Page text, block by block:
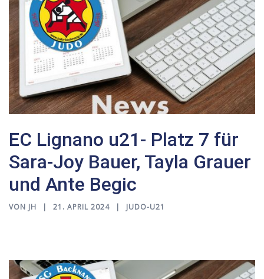
EC Lignano u21- Platz 7 für
Sara-Joy Bauer, Tayla Grauer
und Ante Begic
VON JH 21. APRIL 2024 JUDO-U21